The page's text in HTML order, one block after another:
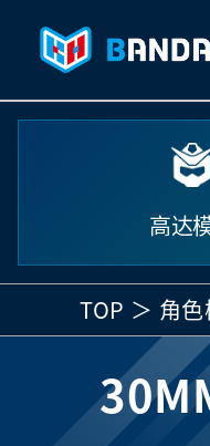
高达
TOP 角色